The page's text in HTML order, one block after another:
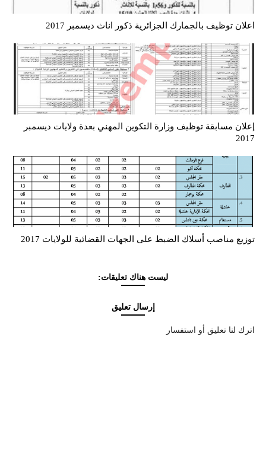
اعلان توظيف بالجمارك الجزائرية ذكور اناث ديسمبر 2017
إعلان مسابقة توظيف وزارة التكوين المهني بعدة ولايات ديسمبر
2017
توزيع مناصب أسلاك الضبط على الجهات القضائية للولايات 2017
ليست هناك تعليقات:
إرسال تعليق
اترك لنا تعليق أو استفسار